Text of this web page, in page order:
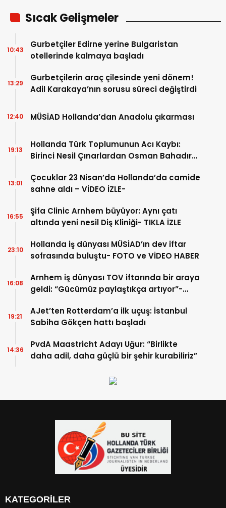
Sıcak Gelişmeler
Gurbetçiler Edirne yerine Bulgaristan
otellerinde kalmaya başladı
10:43
Gurbetçilerin araç çilesinde yeni dönem!
Adil Karakaya’nın sorusu süreci değiştirdi
13:29
MÜSİAD Hollanda’dan Anadolu çıkarması
12:40
Hollanda Türk Toplumunun Acı Kaybı:
Birinci Nesil Çınarlardan Osman Bahadır
19:13
Çocuklar 23 Nisan’da Hollanda’da camide
sahne aldı – VİDEO İZLE-
13:01
Şifa Clinic Arnhem büyüyor: Aynı çatı
altında yeni nesil Diş Kliniği- TIKLA İZLE
16:55
Hollanda iş dünyası MÜSİAD’ın dev iftar
sofrasında buluştu- FOTO ve VİDEO HABER
23:10
Arnhem iş dünyası TOV iftarında bir araya
geldi: “Gücümüz paylaştıkça artıyor”-
16:08
AJet’ten Rotterdam’a ilk uçuş: İstanbul
Sabiha Gökçen hattı başladı
19:21
PvdA Maastricht Adayı Uğur: “Birlikte
daha adil, daha güçlü bir şehir kurabiliriz”
14:36
KATEGORİLER